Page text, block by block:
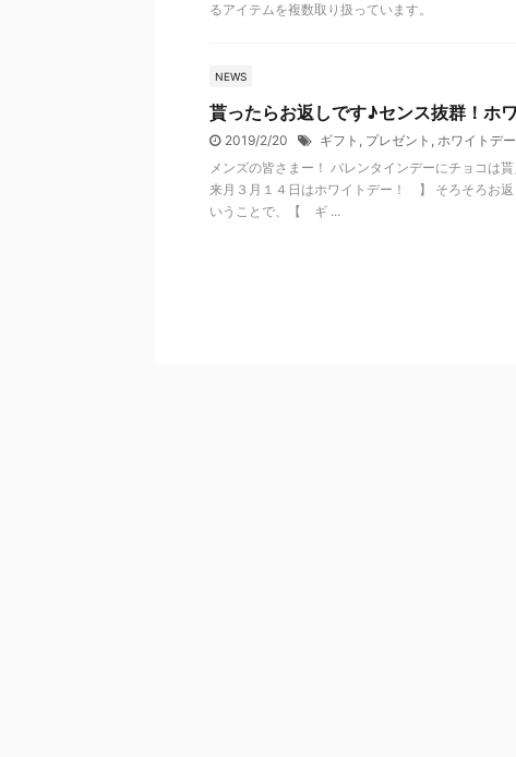
るアイテムを複数取り扱っています。
NEWS
貰ったらお返しです♪センス抜群！ホ
2019/2/20 ギフト , プレゼント , ホワイトデー
メンズの皆さまー！ バレンタインデーにチョコは
来月３月１４日はホワイトデー！ 】 そろそろお
いうことで、【 ギ ...